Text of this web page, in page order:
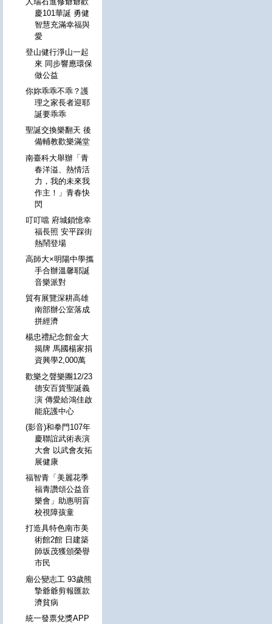
慶101華誕 勇健
智慧充滿幸福與
愛
登山健行淨山一起
來 同步響應環保
做公益
你妳乖乖不乖？護
理之家長者迎耶
誕要乖乖
聖誕交換樂翻天 後
備輔教歡樂滿堂
南臺科大舉辦「青
春洋溢、熱情活
力，我的未來我
作主！」青春快
閃
叮叮噹 府城鎖憶幸
福長照 安平踩街
熱鬧登場
高師大×明陽中學攜
手合辦溫馨耶誕
音樂派對
貿有展覽深耕高雄
南部辦公室落成
拼經濟
楊忠禮紀念館金大
揭牌 馬國楊家捐
資興學2,000萬
歡樂之聲樂團12/23
德安百貨聖誕義
演 傳愛給鴻佳啟
能庇護中心
(影音)和拳門107年
慶聯誼武術表演
大會 以武會友拓
展健康
福智青「美麗花季
福青讚頌公益音
樂會」助惠明盲
校視障孩童
打造具特色南市美
術館2館 日建築
師坂茂獲頒榮譽
市民
廟公變志工 93歲熊
摯爺爺剪報匯款
濟貧病
統一發票兌獎APP